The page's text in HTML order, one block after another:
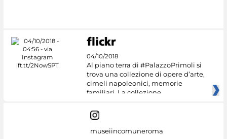
04/10/2018
Al piano terra di #PalazzoPrimoli si
trova una collezione di opere d’arte,
cimeli napoleonici, memorie
familiari. La collezione
museiincomuneroma